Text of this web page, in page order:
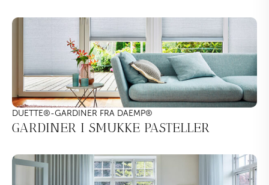
DUETTE®-GARDINER FRA DAEMP®
GARDINER I SMUKKE PASTELLER